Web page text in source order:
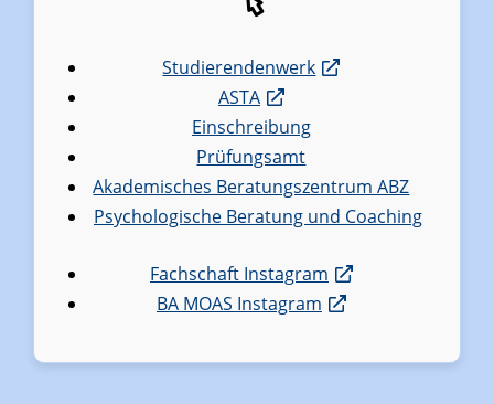
Studierendenwerk
ASTA
Einschreibung
Prüfungsamt
Akademisches Beratungszentrum ABZ
Psychologische Beratung und Coaching
Fachschaft Instagram
BA MOAS Instagram